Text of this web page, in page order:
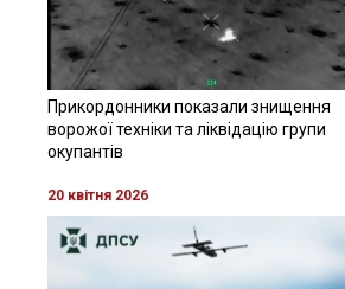
Прикордонники показали знищення
ворожої техніки та ліквідацію групи
окупантів
20 квітня 2026